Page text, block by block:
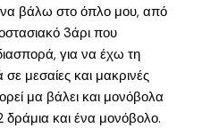
βάλω στο όπλο μου, από
3άρι που
για να έχω τη
μεσαίες και μακρινές
μα βάλει και μονόβολα
δράμια και ένα μονόβολο.